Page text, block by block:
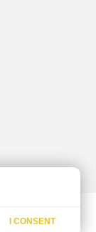
I CONSENT